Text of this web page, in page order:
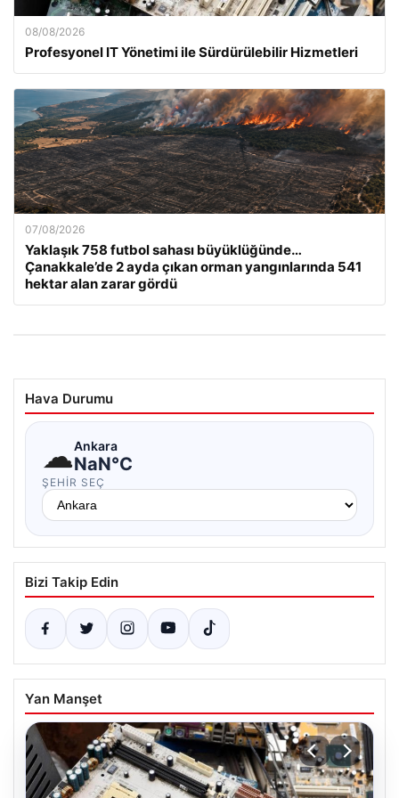
08/08/2026
Profesyonel IT Yönetimi ile Sürdürülebilir Hizmetleri
07/08/2026
Yaklaşık 758 futbol sahası büyüklüğünde…
Çanakkale’de 2 ayda çıkan orman yangınlarında 541
hektar alan zarar gördü
Hava Durumu
☁Ankara
NaN°C
ŞEHIR SEÇ
Bizi Takip Edin
Yan Manşet